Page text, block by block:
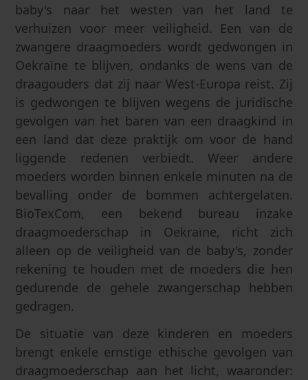
baby's naar het westen van het land te
verhuizen voor meer veiligheid. Een van de
zwangere draagmoeders wordt gedwongen in
Oekraïne te blijven, ondanks de wens van de
draagouders dat zij naar West-Europa reist. Zij
is gedwongen te blijven wegens de juridische
gevolgen van het baren van een draagkind in
een land dat deze praktijk om voor de hand
liggende redenen verbiedt. Weer andere
moeders worden binnen enkele minuten na de
bevalling onder de bommen achtergelaten.
BioTexCom, een bekend bureau inzake
draagmoederschap in Oekraïne, richt zich
alleen op de veiligheid van de baby's, zonder
rekening te houden met de moeders die hen
gedurende de gehele zwangerschap hebben
gedragen.
De situatie van deze kinderen en moeders
brengt enkele ernstige ethische gevolgen van
draagmoederschap aan het licht, waaronder: